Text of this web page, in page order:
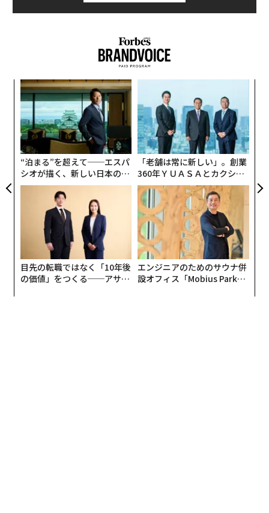
“泊まる”を超えて──エスパ
シオが描く、新しい日本のラ
グジュアリー（前編）
「老舗は常に新しい」。創業
360年ＹＵＡＳＡとカクシン
CEO田尻望が語る、AIを超え
る人の価値
目先の転職ではなく「10年後
の価値」をつくる──アサイ
エンジニアのためのサウナ併
設オフィス「Mobius Park」